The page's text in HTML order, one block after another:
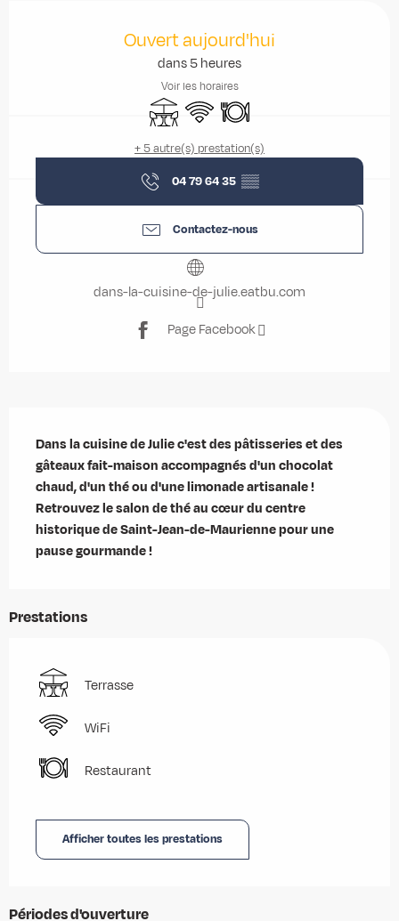
Ouvert aujourd'hui
dans 5 heures
Voir les horaires
TerrasseWiFi Restaurant
+ 5 autre(s) prestation(s)
04 79 64 35 ▒▒
Contactez-nous
dans-la-cuisine-de-julie.eatbu.com
Page Facebook
Dans la cuisine de Julie c'est des pâtisseries et des
gâteaux fait-maison accompagnés d'un chocolat
chaud, d'un thé ou d'une limonade artisanale !
Retrouvez le salon de thé au cœur du centre
historique de Saint-Jean-de-Maurienne pour une
pause gourmande !
Prestations
Terrasse
WiFi
Restaurant
Afficher toutes les prestations
Périodes d'ouverture